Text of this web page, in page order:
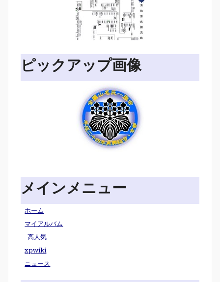
ピックアップ画像
メインメニュー
ホーム
マイアルバム
高人気
xpwiki
ニュース